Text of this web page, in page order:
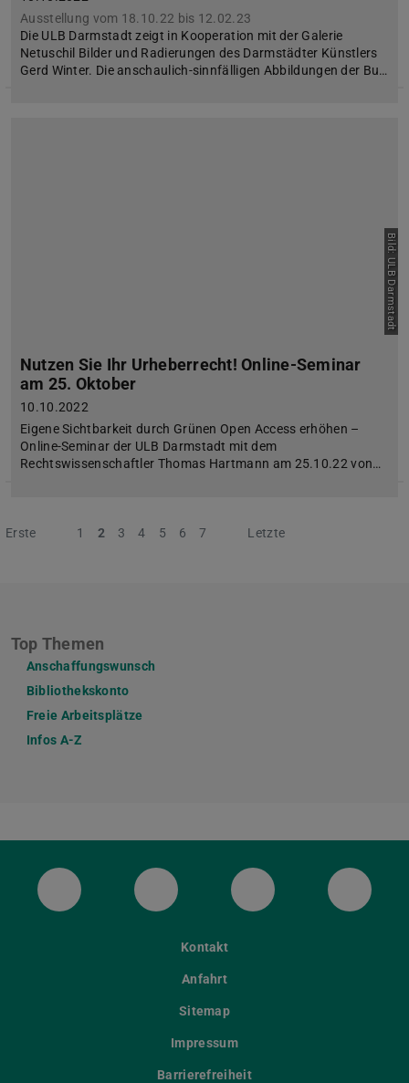
Ausstellung vom 18.10.22 bis 12.02.23
Die ULB Darmstadt zeigt in Kooperation mit der Galerie
Netuschil Bilder und Radierungen des Darmstädter Künstlers
Gerd Winter. Die anschaulich-sinnfälligen Abbildungen der Bu…
Bild: ULB Darmstadt
Nutzen Sie Ihr Urheberrecht! Online-Seminar
am 25. Oktober
10.10.2022
Eigene Sichtbarkeit durch Grünen Open Access erhöhen –
Online-Seminar der ULB Darmstadt mit dem
Rechtswissenschaftler Thomas Hartmann am 25.10.22 von…
Erste Vorherige
1 2 3 4 5 6 7 Nächste
Letzte
Top Themen
Anschaffungswunsch
Bibliothekskonto
Freie Arbeitsplätze
Infos A-Z
ULB Bluesky ULB FacebookULB InstagramULB
Kontakt
Anfahrt
Sitemap
Impressum
Barrierefreiheit